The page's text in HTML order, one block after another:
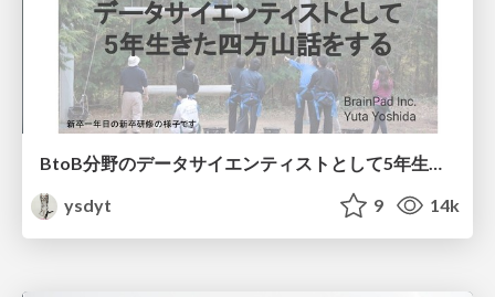
BtoB分野のデータサイエンティストとして5年生きた四方山話をする / A message about a data scientist in the BtoB field for 5years
ysdyt
9 14k